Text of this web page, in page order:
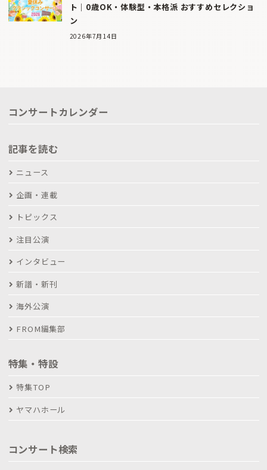
ト｜0歳OK・体験型・本格派 おすすめセレクショ
ン
2026年7月14日
コンサートカレンダー
記事を読む
ニュース
企画・連載
トピックス
注目公演
インタビュー
新譜・新刊
海外公演
FROM編集部
特集・特設
特集TOP
ヤマハホール
コンサート検索